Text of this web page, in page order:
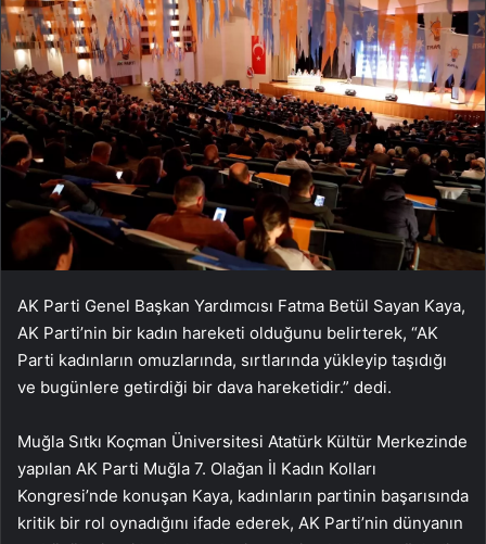
AK Parti Genel Başkan Yardımcısı Fatma Betül Sayan Kaya,
AK Parti’nin bir kadın hareketi olduğunu belirterek, “AK
Parti kadınların omuzlarında, sırtlarında yükleyip taşıdığı
ve bugünlere getirdiği bir dava hareketidir.” dedi.
Muğla Sıtkı Koçman Üniversitesi Atatürk Kültür Merkezinde
yapılan AK Parti Muğla 7. Olağan İl Kadın Kolları
Kongresi’nde konuşan Kaya, kadınların partinin başarısında
kritik bir rol oynadığını ifade ederek, AK Parti’nin dünyanın